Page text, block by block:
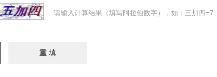
请输入计算结果（填写阿拉伯数字），如：三加四=7